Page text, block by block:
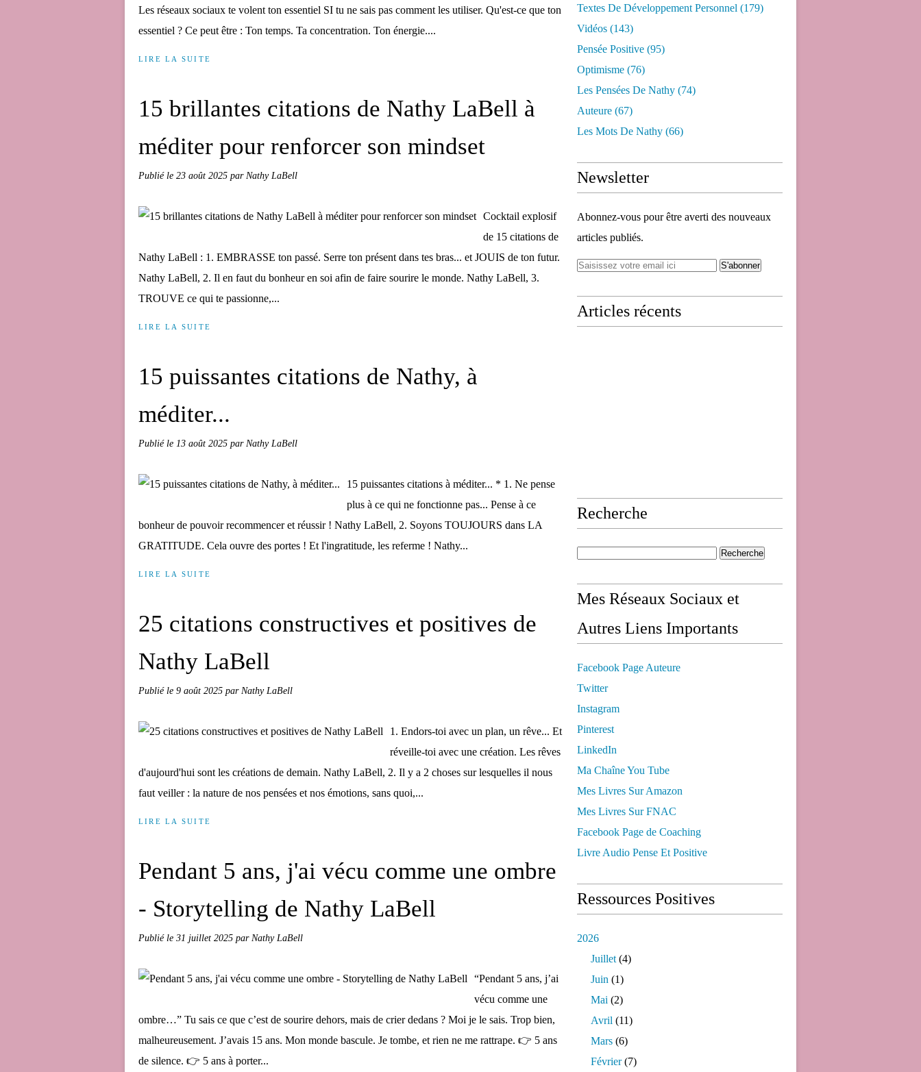
Les réseaux sociaux te volent ton essentiel SI tu ne sais pas comment les utiliser. Qu'est-ce que ton
essentiel ? Ce peut être : Ton temps. Ta concentration. Ton énergie....
LIRE LA SUITE
15 brillantes citations de Nathy LaBell à
méditer pour renforcer son mindset
Publié le 23 août 2025 par Nathy LaBell
Cocktail explosif
de 15 citations de
Nathy LaBell : 1. EMBRASSE ton passé. Serre ton présent dans tes bras... et JOUIS de ton futur.
Nathy LaBell, 2. Il en faut du bonheur en soi afin de faire sourire le monde. Nathy LaBell, 3.
TROUVE ce qui te passionne,...
LIRE LA SUITE
15 puissantes citations de Nathy, à
méditer...
Publié le 13 août 2025 par Nathy LaBell
15 puissantes citations à méditer... * 1. Ne pense
plus à ce qui ne fonctionne pas... Pense à ce
bonheur de pouvoir recommencer et réussir ! Nathy LaBell, 2. Soyons TOUJOURS dans LA
GRATITUDE. Cela ouvre des portes ! Et l'ingratitude, les referme ! Nathy...
LIRE LA SUITE
25 citations constructives et positives de
Nathy LaBell
Publié le 9 août 2025 par Nathy LaBell
1. Endors-toi avec un plan, un rêve... Et
réveille-toi avec une création. Les rêves
d'aujourd'hui sont les créations de demain. Nathy LaBell, 2. Il y a 2 choses sur lesquelles il nous
faut veiller : la nature de nos pensées et nos émotions, sans quoi,...
LIRE LA SUITE
Pendant 5 ans, j'ai vécu comme une ombre
- Storytelling de Nathy LaBell
Publié le 31 juillet 2025 par Nathy LaBell
“Pendant 5 ans, j’ai
vécu comme une
ombre…” Tu sais ce que c’est de sourire dehors, mais de crier dedans ? Moi je le sais. Trop bien,
malheureusement. J’avais 15 ans. Mon monde bascule. Je tombe, et rien ne me rattrape. 👉 5 ans
de silence. 👉 5 ans à porter...
Textes De Développement Personnel (179)
Vidéos (143)
Pensée Positive (95)
Optimisme (76)
Les Pensées De Nathy (74)
Auteure (67)
Les Mots De Nathy (66)
Newsletter
Abonnez-vous pour être averti des nouveaux
articles publiés.
Articles récents
Recherche
Mes Réseaux Sociaux et
Autres Liens Importants
Facebook Page Auteure
Twitter
Instagram
Pinterest
LinkedIn
Ma Chaîne You Tube
Mes Livres Sur Amazon
Mes Livres Sur FNAC
Facebook Page de Coaching
Livre Audio Pense Et Positive
Ressources Positives
2026
Juillet (4)
Juin (1)
Mai (2)
Avril (11)
Mars (6)
Février(7)